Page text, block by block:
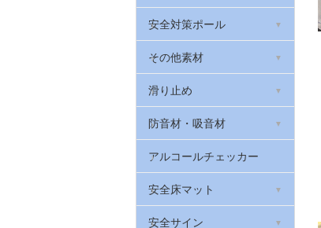
滑り止めゴムシート
ブチルゴム
反射メッセージプレート
反射腕章(腕バンド)
黒い反射
蓄光テープ
高輝度蓄光テープ
光る!階段滑り止め スーパ
ーアルファ・フラッシュ
貼ってはがせる蓄光テープ
屋外用段差解消スロープ
高段差スポンジスロープ
安心クッション(コーナー
ガード)
セーフティクッション
台車用やわらかバンパーク
ッション
台車用グリップ
壁用プロテクター
やわらかグリップ
安全対策ポール
車止めやわらかゴムポール
ベルト付きポール
カラープラポール
その他素材
照明反射材
滑り止め
ソフトクッション
室内用階段すべり止め
屋外用すべり止めテープ
滑り止めシート
防音材・吸音材
吸音材「QonPET(キュー
オンペット)」
制振シート
アルコールチェッカー
安全床マット
滑り止めクッションマッ
安全サイン